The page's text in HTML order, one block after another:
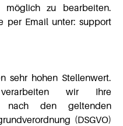
zu bearbeiten.
per Email unter: support
sehr hohen Stellenwert.
wir Ihre
nach den geltenden
(DSGVO)